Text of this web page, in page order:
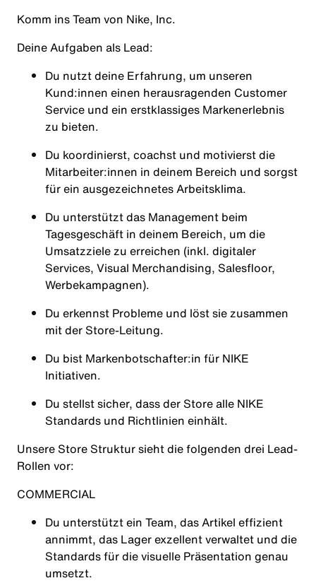
Komm ins Team von Nike, Inc.
Deine Aufgaben als Lead:
Du nutzt deine Erfahrung, um unseren
Kund:innen einen herausragenden Customer
Service und ein erstklassiges Markenerlebnis
zu bieten.
Du koordinierst, coachst und motivierst die
Mitarbeiter:innen in deinem Bereich und sorgst
für ein ausgezeichnetes Arbeitsklima.
Du unterstützt das Management beim
Tagesgeschäft in deinem Bereich, um die
Umsatzziele zu erreichen (inkl. digitaler
Services, Visual Merchandising, Salesfloor,
Werbekampagnen).
Du erkennst Probleme und löst sie zusammen
mit der Store-Leitung.
Du bist Markenbotschafter:in für NIKE
Initiativen.
Du stellst sicher, dass der Store alle NIKE
Standards und Richtlinien einhält.
Unsere Store Struktur sieht die folgenden drei Lead-
Rollen vor:
COMMERCIAL
Du unterstützt ein Team, das Artikel effizient
annimmt, das Lager exzellent verwaltet und die
Standards für die visuelle Präsentation genau
umsetzt.